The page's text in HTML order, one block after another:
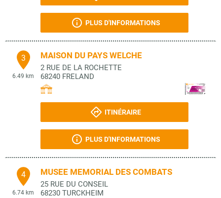
PLUS D'INFORMATIONS
3
6.49 km
MAISON DU PAYS WELCHE
2 RUE DE LA ROCHETTE
68240 FRELAND
ITINÉRAIRE
PLUS D'INFORMATIONS
4
6.74 km
MUSEE MEMORIAL DES COMBATS
25 RUE DU CONSEIL
68230 TURCKHEIM